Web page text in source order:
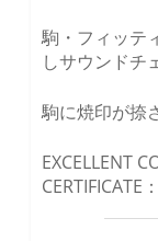
駒・フィッテ
しサウンドチ
駒に焼印が捺
EXCELLENT
CERTIFICATE